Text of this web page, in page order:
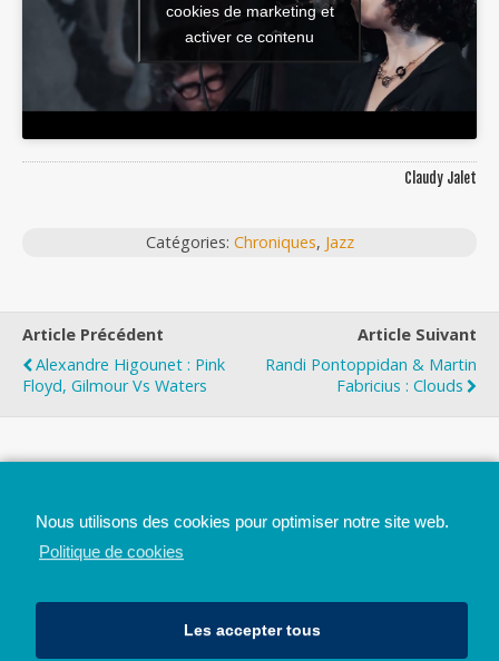
cookies de marketing et
activer ce contenu
Claudy Jalet
Catégories: Chroniques, Jazz
Article Précédent
Alexandre Higounet : Pink
Floyd, Gilmour Vs Waters
Article Suivant
Randi Pontoppidan & Martin
Fabricius : Clouds
Nous utilisons des cookies pour optimiser notre site web.
Politique de cookies
Les accepter tous